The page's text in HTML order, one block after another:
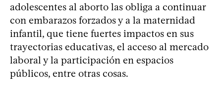
adolescentes al aborto las obliga a continuar
con embarazos forzados y a la maternidad
infantil, que tiene fuertes impactos en sus
trayectorias educativas, el acceso al mercado
laboral y la participación en espacios
públicos, entre otras cosas.